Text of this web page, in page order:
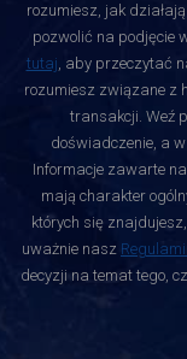
rozumiesz, jak
pozwolić na podjęcie
tutaj, aby przeczytać
rozumiesz związane z
transakcji. Weź
doświadczenie, a
Informacje zawarte
mają charakter
których się
uważnie nasz
decyzji na temat tego,